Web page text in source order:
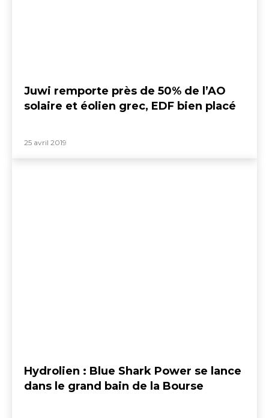
Juwi remporte près de 50% de l’AO
solaire et éolien grec, EDF bien placé
25 avril 2019
Hydrolien : Blue Shark Power se lance
dans le grand bain de la Bourse